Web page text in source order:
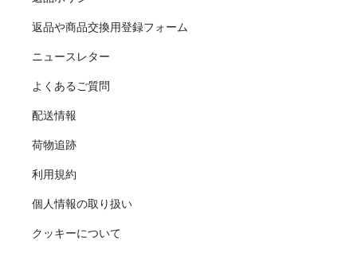
返品や商品交換用登録フォーム
ニュースレター
よくあるご質問
配送情報
荷物追跡
利用規約
個人情報の取り扱い
クッキーについて